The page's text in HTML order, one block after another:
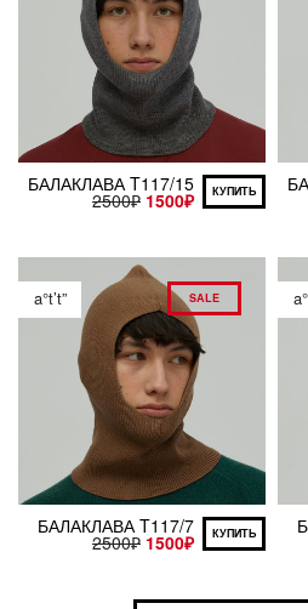
БАЛАКЛАВА T117/15
2500₽ 1500₽ КУПИТЬ
a°t’t” SALE
БАЛАКЛАВА T117/7
2500₽ 1500₽ КУПИТЬ